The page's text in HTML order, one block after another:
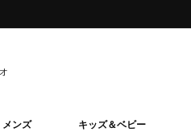
メンズ キッズ＆ベビー